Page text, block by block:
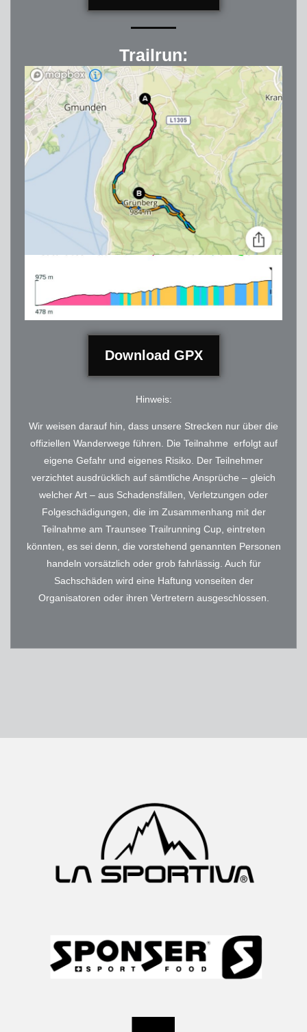
Trailrun:
Download GPX
Hinweis:
Wir weisen darauf hin, dass unsere Strecken nur über die
offiziellen Wanderwege führen. Die Teilnahme erfolgt auf
eigene Gefahr und eigenes Risiko. Der Teilnehmer
verzichtet ausdrücklich auf sämtliche Ansprüche – gleich
welcher Art – aus Schadensfällen, Verletzungen oder
Folgeschädigungen, die im Zusammenhang mit der
Teilnahme am Traunsee Trailrunning Cup, eintreten
könnten, es sei denn, die vorstehend genannten Personen
handeln vorsätzlich oder grob fahrlässig. Auch für
Sachschäden wird eine Haftung vonseiten der
Organisatoren oder ihren Vertretern ausgeschlossen.